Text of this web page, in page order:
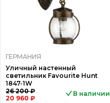
ГЕРМАНИЯ
Уличный настенный
светильник Favourite Hunt
1847-1W
26 200 ₽
20 960 ₽
В наличии